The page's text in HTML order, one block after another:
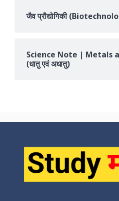
जैव प्रौद्योगिकी
Science Note | Metals
(धातु एवं अधातु)